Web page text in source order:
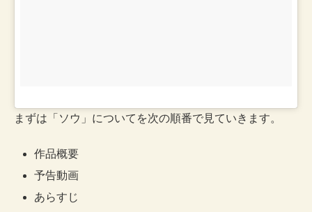
まずは「ソウ」についてを次の順番で見ていきます。
作品概要
予告動画
あらすじ